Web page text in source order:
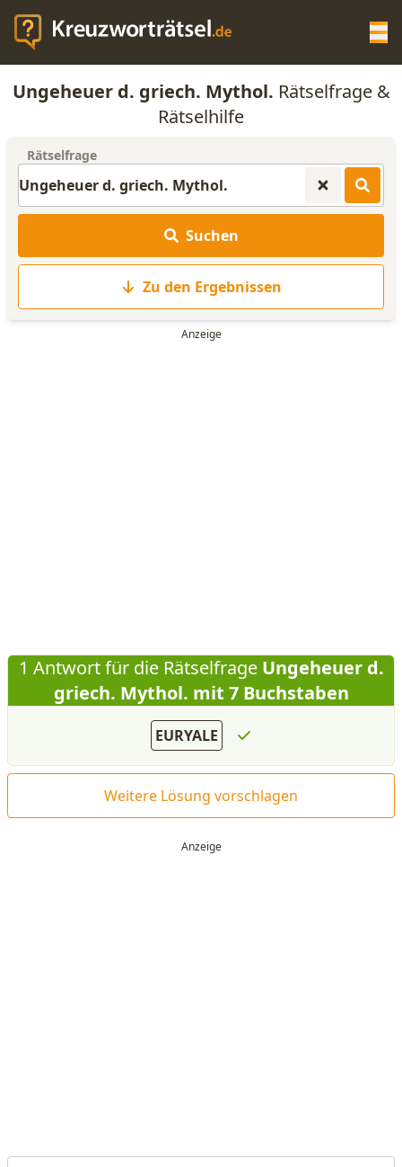
KREUZWORTRÄTSEL-HILFE
ANAGRAMM-GENERATOR
WORTLISTE
Ungeheuer d. griech. Mythol. Rätselfrage &
Rätselhilfe
Rätselfrage
Suchen
Zu den Ergebnissen
1 Antwort für die RätselfrageUngeheuer d.
griech. Mythol. mit 7 Buchstaben
EURYALE
Weitere Lösung vorschlagen